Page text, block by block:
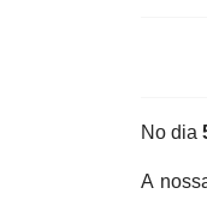
No dia
A